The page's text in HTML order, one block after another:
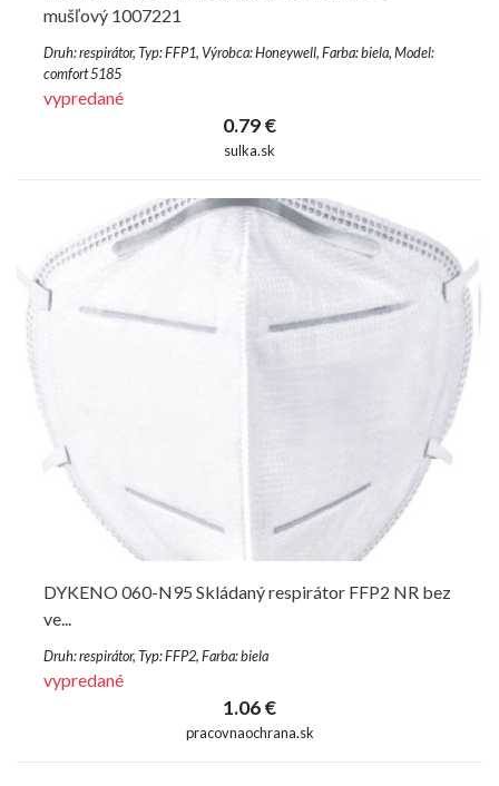
mušľový 1007221
Druh: respirátor, Typ: FFP1, Výrobca: Honeywell, Farba: biela, Model:
comfort 5185
vypredané
0.79 €
sulka.sk
DYKENO 060-N95 Skládaný respirátor FFP2 NR bez
ve...
Druh: respirátor, Typ: FFP2, Farba: biela
vypredané
1.06 €
pracovnaochrana.sk